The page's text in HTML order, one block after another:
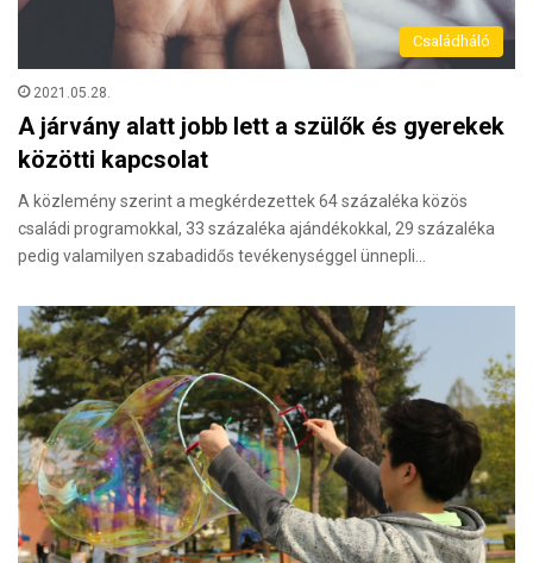
Családháló
2021.05.28.
A járvány alatt jobb lett a szülők és gyerekek
közötti kapcsolat
A közlemény szerint a megkérdezettek 64 százaléka közös
családi programokkal, 33 százaléka ajándékokkal, 29 százaléka
pedig valamilyen szabadidős tevékenységgel ünnepli…